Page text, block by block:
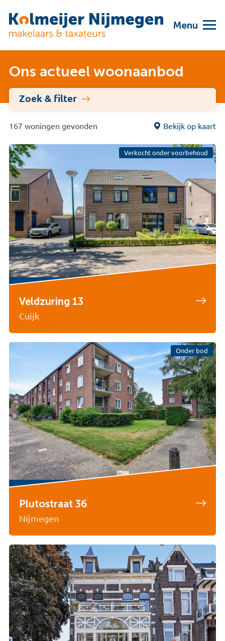
Menu
Ons actueel woonaanbod
Zoek & filter
167 woningen gevonden Bekijk op kaart
Verkocht onder voorbehoud
Veldzuring 13
Cuijk
Onder bod
Plutostraat 36
Nijmegen